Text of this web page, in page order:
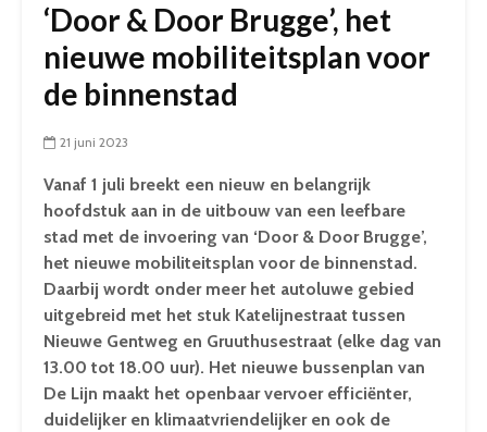
‘Door & Door Brugge’, het
nieuwe mobiliteitsplan voor
de binnenstad
21 juni 2023
Vanaf 1 juli breekt een nieuw en belangrijk
hoofdstuk aan in de uitbouw van een leefbare
stad met de invoering van ‘Door & Door Brugge’,
het nieuwe mobiliteitsplan voor de binnenstad.
Daarbij wordt onder meer het autoluwe gebied
uitgebreid met het stuk Katelijnestraat tussen
Nieuwe Gentweg en Gruuthusestraat (elke dag van
13.00 tot 18.00 uur). Het nieuwe bussenplan van
De Lijn maakt het openbaar vervoer efficiënter,
duidelijker en klimaatvriendelijker en ook de